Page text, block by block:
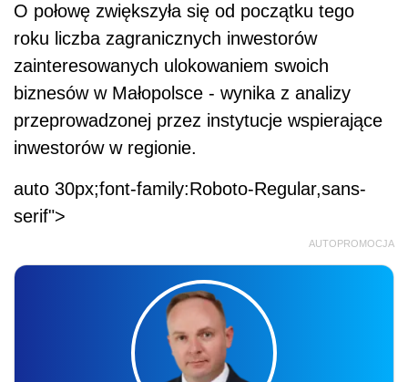
O połowę zwiększyła się od początku tego
roku liczba zagranicznych inwestorów
zainteresowanych ulokowaniem swoich
biznesów w Małopolsce - wynika z analizy
przeprowadzonej przez instytucje wspierające
inwestorów w regionie.
auto 30px;font-family:Roboto-Regular,sans-
serif">
AUTOPROMOCJA